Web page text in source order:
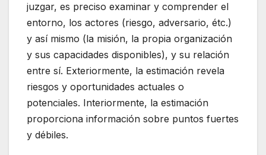
juzgar, es preciso examinar y comprender el
entorno, los actores (riesgo, adversario, étc.)
y así mismo (la misión, la propia organización
y sus capacidades disponibles), y su relación
entre sí. Exteriormente, la estimación revela
riesgos y oportunidades actuales o
potenciales. Interiormente, la estimación
proporciona información sobre puntos fuertes
y débiles.